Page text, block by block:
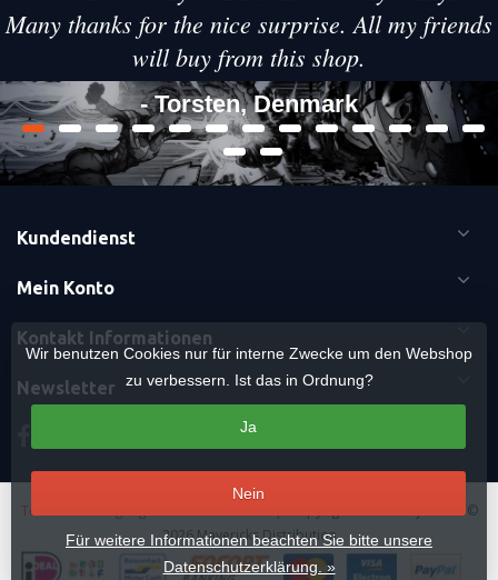
Many thanks for the nice surprise. All my friends
will buy from this shop.
- Torsten, Denmark
Kundendienst
Mein Konto
Kontakt Informationen
Newsletter
Wir benutzen Cookies nur für interne Zwecke um den Webshop
zu verbessern. Ist das in Ordnung?
Ja
Nein
Für weitere Informationen beachten Sie bitte unsere
Datenschutzerklärung. »
Terms & Bedingungen
Copyright Otaku Ninja Hero ©
2026 Mavericks Distribution